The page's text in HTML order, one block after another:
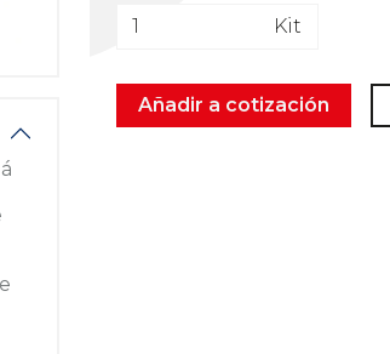
Kit
Añadir a cotización